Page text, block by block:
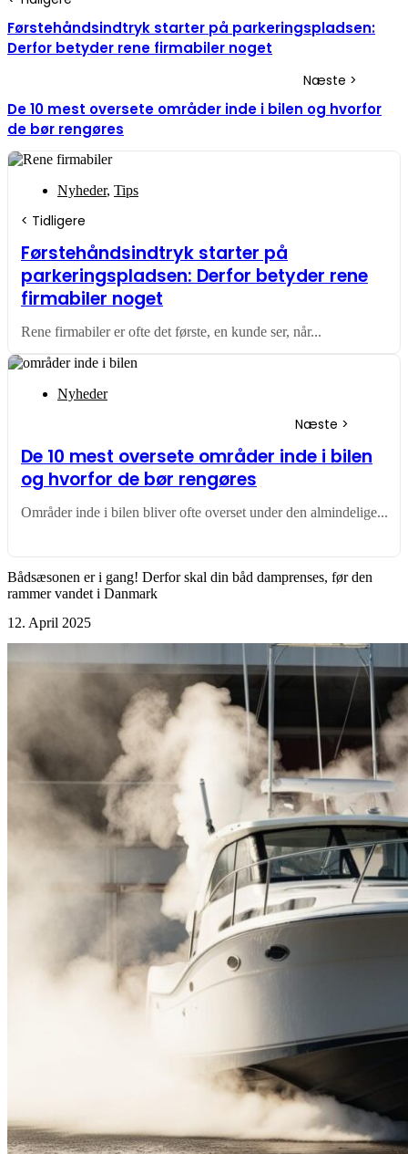
Førstehåndsindtryk starter på parkeringspladsen:
Derfor betyder rene firmabiler noget
De 10 mest oversete områder inde i bilen og hvorfor
de bør rengøres
Nyheder, Tips
Førstehåndsindtryk starter på
parkeringspladsen: Derfor betyder rene
firmabiler noget
Rene firmabiler er ofte det første, en kunde ser, når...
Nyheder
De 10 mest oversete områder inde i bilen
og hvorfor de bør rengøres
Områder inde i bilen bliver ofte overset under den almindelige...
Bådsæsonen er i gang! Derfor skal din båd damprenses, før den
rammer vandet i Danmark
12. April 2025